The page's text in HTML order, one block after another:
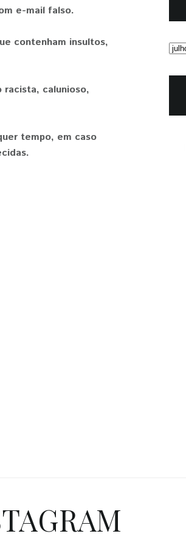
e-mail falso.
contenham insultos,
calunioso,
tempo, em caso